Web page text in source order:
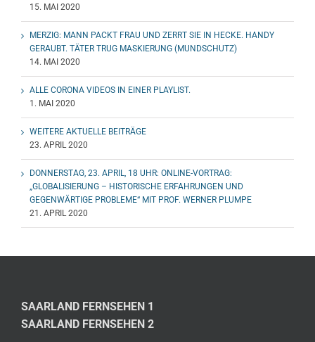
15. MAI 2020
MERZIG: MANN PACKT FRAU UND ZERRT SIE IN HECKE. HANDY
GERAUBT. TÄTER TRUG MASKIERUNG (MUNDSCHUTZ)
14. MAI 2020
ALLE CORONA VIDEOS IN EINER PLAYLIST.
1. MAI 2020
WEITERE AKTUELLE BEITRÄGE
23. APRIL 2020
DONNERSTAG, 23. APRIL, 18 UHR: ONLINE-VORTRAG:
„GLOBALISIERUNG – HISTORISCHE ERFAHRUNGEN UND
GEGENWÄRTIGE PROBLEME“ MIT PROF. WERNER PLUMPE
21. APRIL 2020
SAARLAND FERNSEHEN 1
SAARLAND FERNSEHEN 2